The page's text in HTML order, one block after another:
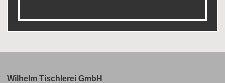
Wilhelm Tischlerei GmbH